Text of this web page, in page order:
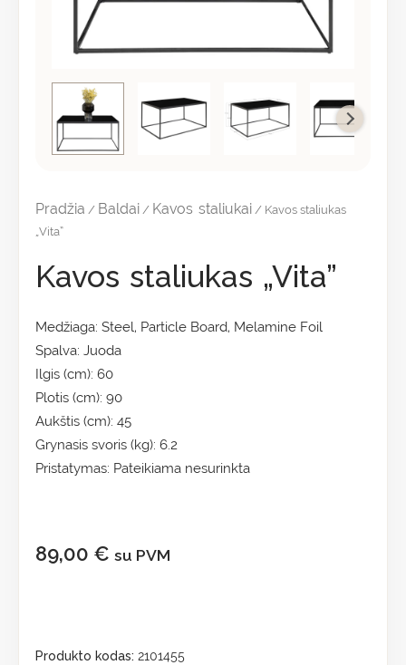
Pradžia / Baldai / Kavos staliukai / Kavos staliukas
„Vita”
Kavos staliukas „Vita”
Medžiaga: Steel, Particle Board, Melamine Foil
Spalva: Juoda
Ilgis (cm): 60
Plotis (cm): 90
Aukštis (cm): 45
Grynasis svoris (kg): 6.2
Pristatymas: Pateikiama nesurinkta
89,00 € su PVM
Produkto kodas: 2101455